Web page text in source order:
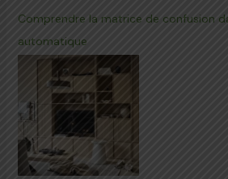
Comprendre la matrice de confusion
automatique